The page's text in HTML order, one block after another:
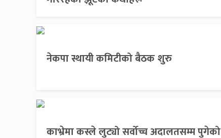
नेकपा स्थायी कमिटीको बैठक शुरु
काभ्रेमा कस्ले लुट्यो सर्वोच्च अदालतसम्म पुगेको